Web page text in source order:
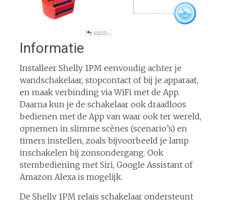
Informatie
Installeer Shelly 1PM eenvoudig achter je
wandschakelaar, stopcontact of bij je apparaat,
en maak verbinding via WiFi met de App.
Daarna kun je de schakelaar ook draadloos
bedienen met de App van waar ook ter wereld,
opnemen in slimme scènes (scenario’s) en
timers instellen, zoals bijvoorbeeld je lamp
inschakelen bij zonsondergang. Ook
stembediening met Siri, Google Assistant of
Amazon Alexa is mogelijk.
De Shelly 1PM relais schakelaar ondersteunt